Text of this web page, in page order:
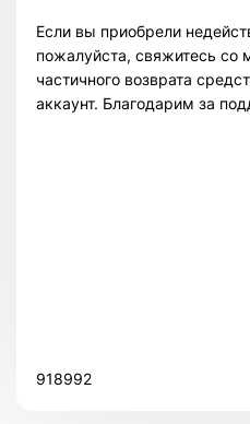
Если вы приобрели
пожалуйста, свяжитесь со
частичного возврата
аккаунт. Благодарим за
918992